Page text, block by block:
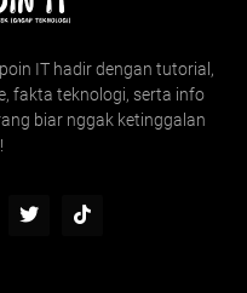
IT hadir dengan tutorial,
fakta teknologi, serta info
biar nggak ketinggalan